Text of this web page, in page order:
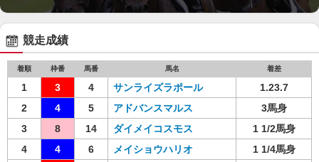
競走成績
着順 枠番 馬番 馬名 着差
1 3 4 サンライズラポール
1.23.7
2
4 5 アドバンスマルス
3馬身
3
8 14 ダイメイコスモス
1 1/2馬身
4
4 6 メイショウハリオ
1 1/4馬身